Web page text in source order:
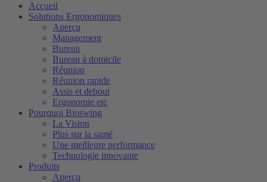
Accueil
Solutions Ergonomiques
Aperçu
Management
Bureau
Bureau à domicile
Réunion
Réunion rapide
Assis et debout
Ergonomie etc
Pourquoi Bioswing
La Vision
Plus sur la santé
Une meilleure performance
Technologie innovante
Produits
Aperçu